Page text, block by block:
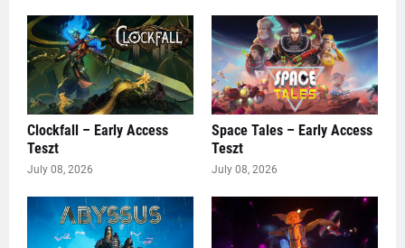
Clockfall – Early Access
Teszt
July 08, 2026
Space Tales – Early Access
Teszt
July 08, 2026